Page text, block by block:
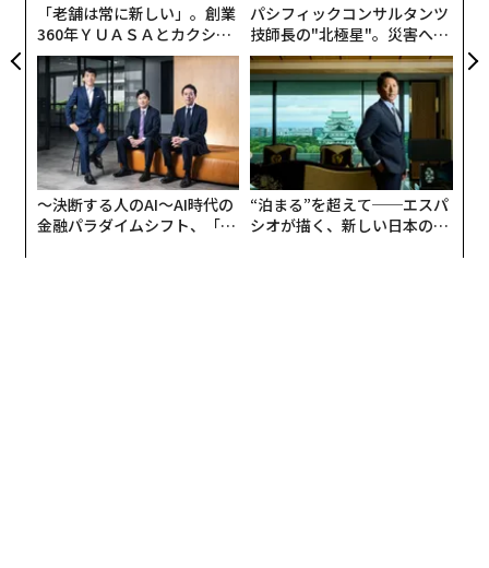
「老舗は常に新しい」。創業
360年ＹＵＡＳＡとカクシン
CEO田尻望が語る、AIを超え
る人の価値
パシフィックコンサルタンツ
技師長の"北極星"。災害への
無力感を乗り越え見つけた、
防災一筋20年の答え
〜決断する人のAI〜AI時代の
金融パラダイムシフト、「超
“泊まる”を超えて──エスパ
シオが描く、新しい日本のラ